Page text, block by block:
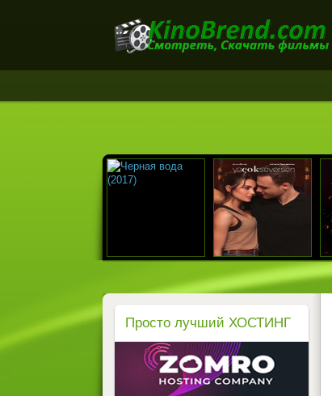
бесплатный просмотр
Просто лучший ХОСТИНГ